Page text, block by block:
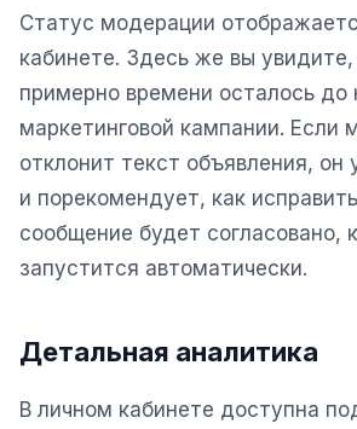
SEO-продвижение нового и
Управление репутацией SERM /
Ведение и поддержка сайта
SEO-консультация
SEO для интернет-магазина
+ ещё 6 услуг
ВКонтакте
Instagram
Статус модерации
кабинете. Здесь же вы увидите,
примерно времени осталось до
маркетинговой кампании. Если
отклонит текст объявления, он
и порекомендует, как
сообщение будет согласовано,
запустится автоматически.
Детальная аналитика
В личном кабинете доступна